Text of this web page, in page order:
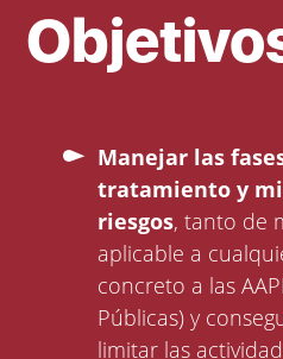
Manejar las
tratamiento y
riesgos, tanto de
aplicable a
concreto a las
Públicas) y
limitar las